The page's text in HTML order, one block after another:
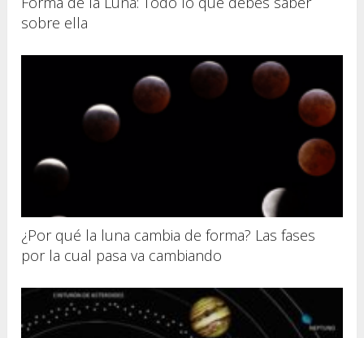
sobre ella
¿Por qué la luna cambia de forma? Las fases
por la cual pasa va cambiando